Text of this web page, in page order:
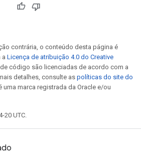
contrária, o conteúdo desta página é
a Licença de atribuição 4.0 do Creative
código são licenciadas de acordo com a
detalhes, consulte as políticas do site do
uma marca registrada da Oracle e/ou
20 UTC.